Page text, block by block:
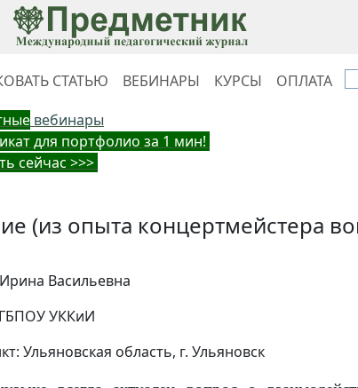
СТАТЬЮ ВЕБИНАРЫ КУРСЫ ОПЛАТА
вебинары
для портфолио за 1 мин!
сейчас >>>
(из опыта концертмейстера
Васильевна
УККиИ
Ульяновская область, г. Ульяновск